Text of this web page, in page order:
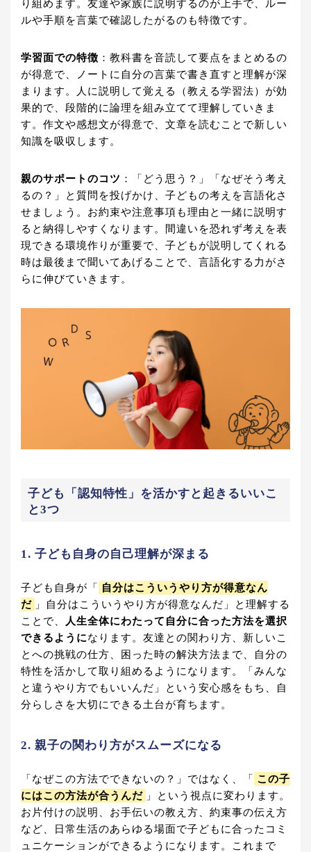
り組めます。友達や家族に説明するのが上手で、ルー
ルや手順を言葉で確認したがるのも特徴です。
学習面での特徴 ：教科書を音読して要点をまとめるの
が得意で、ノートに自分の言葉で書き直すと理解が深
まります。人に説明して覚える（教える学習法）が効
果的で、段階的に論理を組み立てて理解していきま
す。作文や感想文が得意で、文章を読むことで新しい
知識を吸収します。
親のサポートのコツ ：「どう思う？」「なぜそう考え
るの？」と質問を投げかけ、子どもの考えを言語化さ
せましょう。お約束や注意事項も理由と一緒に説明す
ると納得しやすくなります。間違いを恐れず考えを表
現できる環境作りが重要で、子どもが説明してくれる
時は最後まで聞いてあげることで、言語化する力がさ
らに伸びていきます。
子ども「認知特性」を活かすと起きるいいこ
と3つ
1. 子ども自身の自己理解が深まる
子ども自身が「
自分はこういうやり方が得意なん
だ 」自分はこういうやり方が得意なんだ」と理解する
ことで、
人生全体にわたって自分に合った方法を選択
できるようになります。友達との関わり方、新しいこ
とへの挑戦の仕方、困った時の解決方法まで、自分の
特性を活かして取り組めるようになります。「みんな
と違うやり方でもいいんだ」という安心感をもち、自
分らしさを大切にできる土台が育ちます。
2. 親子の関わり方がスムーズになる
「なぜこの方法でできないの？」ではなく、「
この子
にはこの方法が合うんだ 」という視点に変わります。
お片付けの説明、お手伝いの教え方、約束事の伝え方
など、日常生活のあらゆる場面で子どもに合ったコミ
ュニケーションができるようになります。これまで